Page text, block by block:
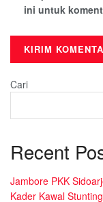
ini untuk
Cari
Recent
Jambore PKK
Kader Kawal